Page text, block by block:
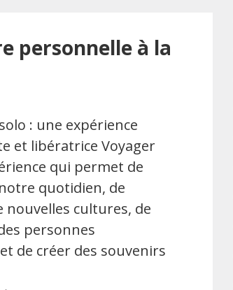
personnelle à la
: une expérience
et libératrice Voyager
qui permet de
quotidien, de
nouvelles cultures, de
personnes
de créer des souvenirs